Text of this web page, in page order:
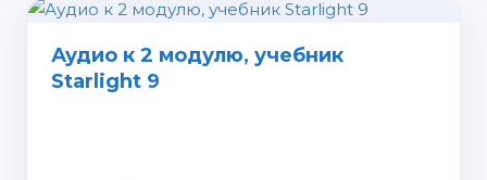
Аудио к 2 модулю, учебник
Starlight 9